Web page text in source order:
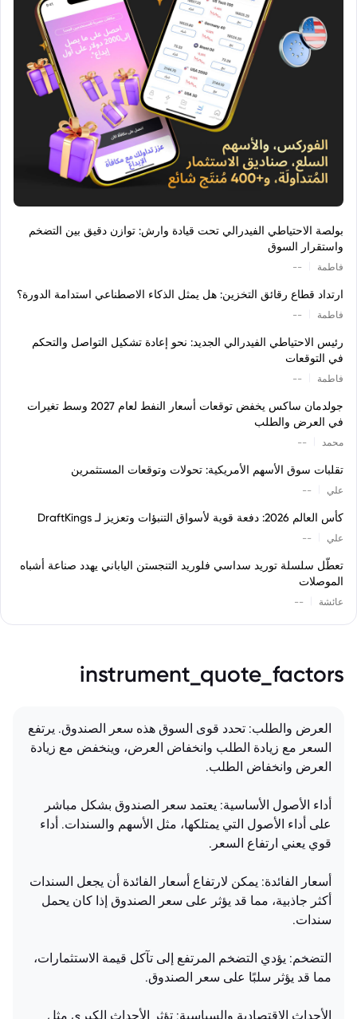
بولصة الاحتياطي الفيدرالي تحت قيادة وارش: توازن دقيق بين التضخم
واستقرار السوق
فاطمة --
ارتداد قطاع رقائق التخزين: هل يمثل الذكاء الاصطناعي استدامة الدورة؟
فاطمة --
رئيس الاحتياطي الفيدرالي الجديد: نحو إعادة تشكيل التواصل والتحكم
في التوقعات
فاطمة --
جولدمان ساكس يخفض توقعات أسعار النفط لعام 2027 وسط تغيرات
في العرض والطلب
محمد --
تقلبات سوق الأسهم الأمريكية: تحولات وتوقعات المستثمرين
علي --
كأس العالم 2026: دفعة قوية لأسواق التنبؤات وتعزيز لـ DraftKings
علي --
تعطّل سلسلة توريد سداسي فلوريد التنجستن الياباني يهدد صناعة أشباه
الموصلات
عائشة --
instrument_quote_factors
العرض والطلب: تحدد قوى السوق هذه سعر الصندوق. يرتفع
السعر مع زيادة الطلب وانخفاض العرض، وينخفض مع زيادة
العرض وانخفاض الطلب.
أداء الأصول الأساسية: يعتمد سعر الصندوق بشكل مباشر
على أداء الأصول التي يمتلكها، مثل الأسهم والسندات. أداء
قوي يعني ارتفاع السعر.
أسعار الفائدة: يمكن لارتفاع أسعار الفائدة أن يجعل السندات
أكثر جاذبية، مما قد يؤثر على سعر الصندوق إذا كان يحمل
سندات.
التضخم: يؤدي التضخم المرتفع إلى تآكل قيمة الاستثمارات،
مما قد يؤثر سلبًا على سعر الصندوق.
الأحداث الاقتصادية والسياسية: تؤثر الأحداث الكبرى مثل